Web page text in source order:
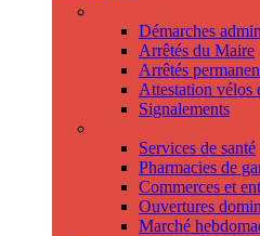
Démarches
Arrêtés du Maire
Arrêtés
Attestation vélos
Signalements
Services de santé
Pharmacies de
Commerces et
Ouvertures
Marché